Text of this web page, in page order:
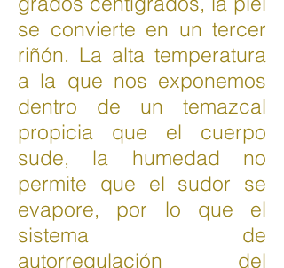
se convierte en un tercer
riñón. La alta temperatura
a la que nos exponemos
dentro de un temazcal
propicia que el cuerpo
sude, la humedad no
permite que el sudor se
evapore, por lo que el
sistema de
autorregulación del